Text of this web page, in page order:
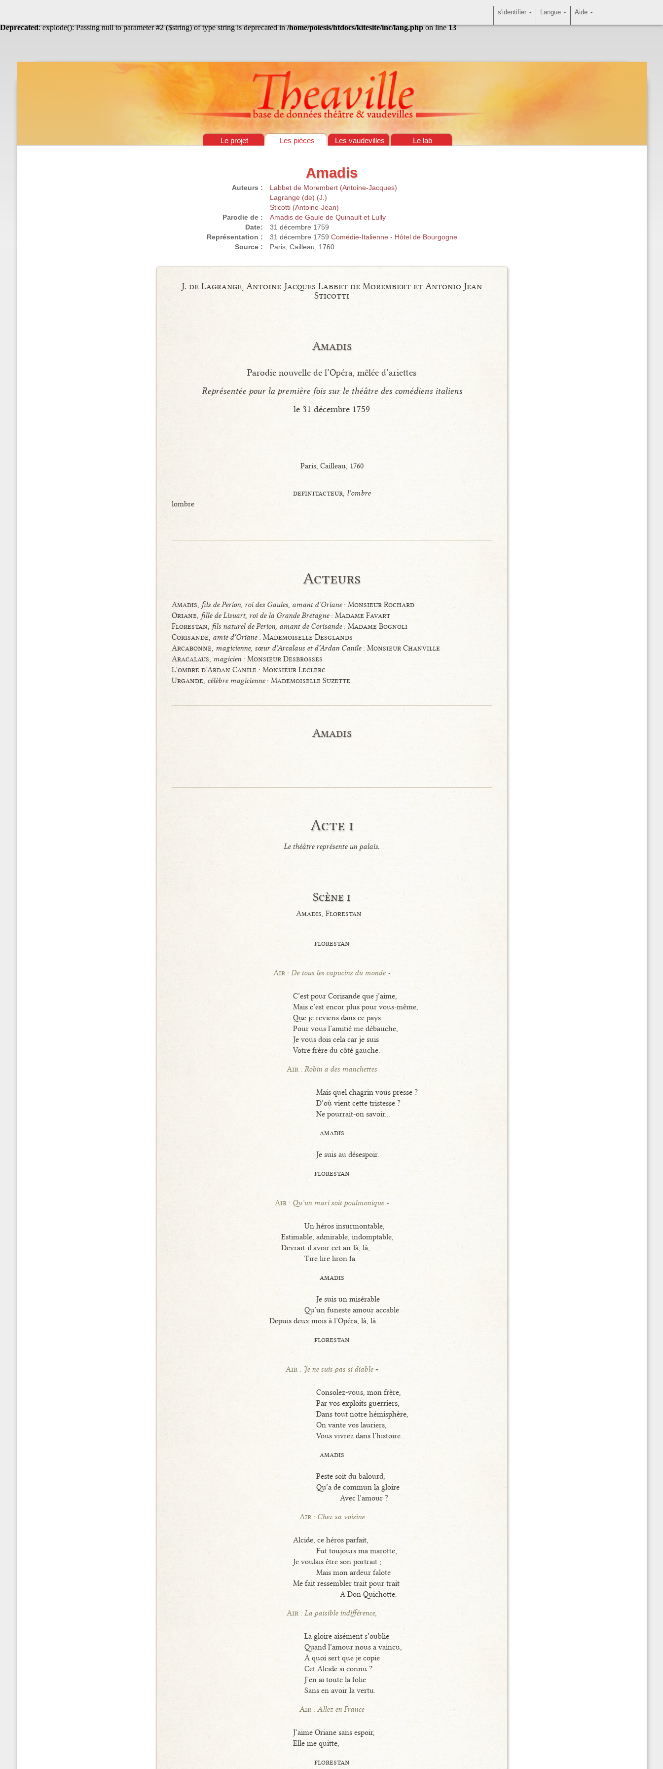
Deprecated: explode(): Passing null to parameter #2 ($string) of type string is deprecated in/home/poiesis/htdocs/kitesite/inc/lang.phpon line13
Théâtre & vaudevilles
Le projet Les pièces Les vaudevilles Le lab
Amadis
Auteurs :
Labbet de Morembert (Antoine-Jacques)
Lagrange (de) (J.)
Sticotti (Antoine-Jean)
Parodie de :
Amadis de Gaule de Quinault et Lully
Date:
31 décembre 1759
Représentation :
31 décembre 1759Comédie-Italienne - Hôtel de Bourgogne
Source :
Paris, Cailleau, 1760
J. de Lagrange, Antoine-Jacques Labbet de Morembert et Antonio Jean
Sticotti
Amadis
Parodie nouvelle de l’Opéra, mêlée d’ariettes
Représentée pour la première fois sur le théâtre des comédiens italiens
le 31 décembre 1759
Paris, Cailleau, 1760
definitacteur, l’ombre
lombre
Acteurs
Amadis, fils de Perion, roi des Gaules, amant d’Oriane: Monsieur Rochard
Oriane, fille de Lisuart, roi de la Grande Bretagne: Madame Favart
Florestan, fils naturel de Perion, amant de Corisande: Madame Bognoli
Corisande, amie d’Oriane: Mademoiselle Desglands
Arcabonne, magicienne, sœur d’Arcalaus et d’Ardan Canile: Monsieur Chanville
Aracalaus, magicien: Monsieur Desbrosses
L’ombre d’Ardan Canile : Monsieur Leclerc
Urgande, célèbre magicienne: Mademoiselle Suzette
Amadis
Acte i
Le théâtre représente un palais.
Scène i
Amadis, Florestan
florestan
Air : De tous les capucins du monde
C’est pour Corisande que j’aime,
Mais c’est encor plus pour vous-même,
Que je reviens dans ce pays.
Pour vous l’amitié me débauche,
Je vous dois cela car je suis
Votre frère du côté gauche.
Air :Robin a des manchettes
Mais quel chagrin vous presse ?
D’où vient cette tristesse ?
Ne pourrait-on savoir...
amadis
Je suis au désespoir.
florestan
Air : Qu’un mari soit poulmonique
Un héros insurmontable,
Estimable, admirable, indomptable,
Devrait-il avoir cet air là, là,
Tire lire liron fa.
amadis
Je suis un misérable
Qu’un funeste amour accable
Depuis deux mois à l’Opéra, là, là.
florestan
Air : Je ne suis pas si diable
Consolez-vous, mon frère,
Par vos exploits guerriers,
Dans tout notre hémisphère,
On vante vos lauriers,
Vous vivrez dans l’histoire...
amadis
Peste soit du balourd,
Qu’a de commun la gloire
Avec l’amour ?
Air : Chez sa voisine
Alcide, ce héros parfait,
Fut toujours ma marotte,
Je voulais être son portrait ;
Mais mon ardeur falote
Me fait ressembler trait pour trait
À Don Quichotte.
Air : La paisible indifférence,
La gloire aisément s’oublie
Quand l’amour nous a vaincu,
À quoi sert que je copie
Cet Alcide si connu ?
J’en ai toute la folie
Sans en avoir la vertu.
Air : Allez en France
J’aime Oriane sans espoir,
Elle me quitte,
florestan
Aide
Langue
s'identifier